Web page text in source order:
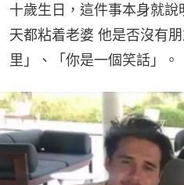
十歲生日，這件事本身就
天都粘着老婆 他是否沒有
里」、「你是一個笑話」。